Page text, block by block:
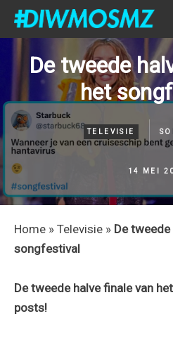
navigation
sidebar
De tweede
het
TELEVISIE
14 MEI
Home » Televisie » De
songfestival
De tweede halve finale van
posts!